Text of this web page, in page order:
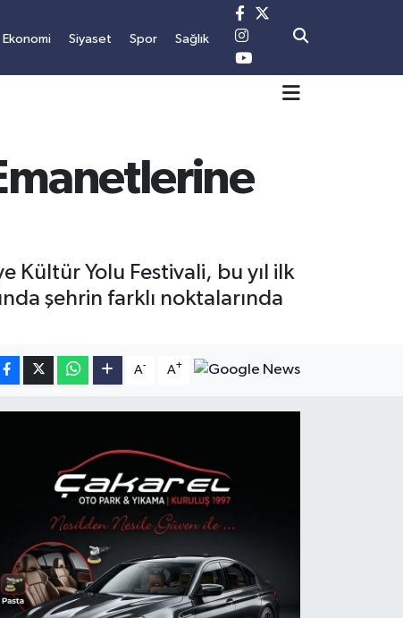
Ekonomi Siyaset Spor Sağlık
Kültür Yolu Festivali, bu yıl ilk
şehrin farklı noktalarında
A- A+